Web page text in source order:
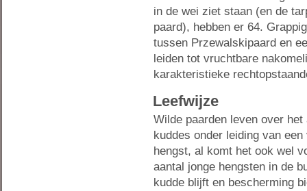
in de wei ziet staan (en de
paard), hebben er 64.
tussen Przewalskipaard en
leiden tot vruchtbare
karakteristieke
Leefwijze
Wilde paarden leven over het
kuddes onder leiding van
hengst, al komt het ook wel
aantal jonge hengsten in de
kudde blijft en bescherming